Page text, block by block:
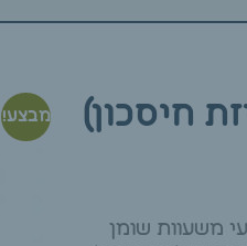
משעוות שומן
מבצע!